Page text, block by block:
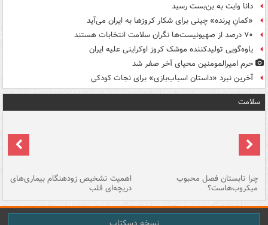
دانا وایت به بن‌بست رسید
«کمانِ پرنده» چینی برای شکار کروزها به ایران می‌آید
۷۰ درصد از صهیونیست‌ها نگران سلامت انتخابات هستند
یاوه‌گویی تولیدکننده موشک کروز اوکراینی علیه ایران
حرم امیرالمومنین محیای آخر صفر شد
آخرین نبرد «داستان اسباب‌بازی» برای نجات کودکی
سلامت
چرا تابستان فصل محبوب
میکروب‌هاست؟
اهمیت تشخیص زودهنگام بیماری‌های
دریچه‌ای قلب